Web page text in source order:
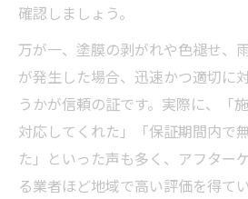
確認しましょう。
万が一、塗膜の剥がれや色褪せ、
が発生した場合、迅速かつ適切に
うかが信頼の証です。実際に、「
対応してくれた」「保証期間内で
た」といった声も多く、アフター
る業者ほど地域で高い評価を得てい